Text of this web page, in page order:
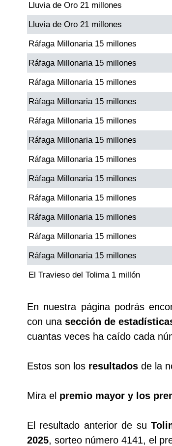
Paisita Día
Paisita Noche
Paisita 3
Pick 3 Día
Pick 3 Noche
Pick 4 Día
Pick 4 Noche
Pijao de Oro
Saman de la suerte
Sinuano Día
Sinuano Noche
Super Chontico Noche
Lluvia de Oro 21 millones
Lluvia de Oro 21 millones
Ráfaga Millonaria 15 millones
Ráfaga Millonaria 15 millones
Ráfaga Millonaria 15 millones
Ráfaga Millonaria 15 millones
Ráfaga Millonaria 15 millones
Ráfaga Millonaria 15 millones
Ráfaga Millonaria 15 millones
Ráfaga Millonaria 15 millones
Ráfaga Millonaria 15 millones
Ráfaga Millonaria 15 millones
Ráfaga Millonaria 15 millones
Ráfaga Millonaria 15 millones
El Travieso del Tolima 1 millón
En nuestra página podrás
con unasección de
cuantas veces ha caído cada
Estos son los resultados de la
Mira el premio mayor y los
El resultado anterior de su
2025, sorteo número 4141, el